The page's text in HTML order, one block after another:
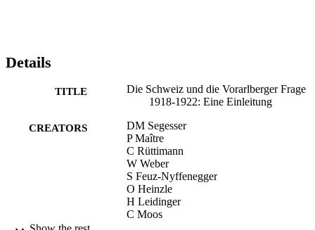
Details
TITLE
Die Schweiz und die Vorarlberger Frage
1918-1922: Eine Einleitung
CREATORS
DM Segesser
P Maître
C Rüttimann
W Weber
S Feuz-Nyffenegger
O Heinzle
H Leidinger
C Moos